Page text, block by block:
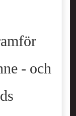
- och